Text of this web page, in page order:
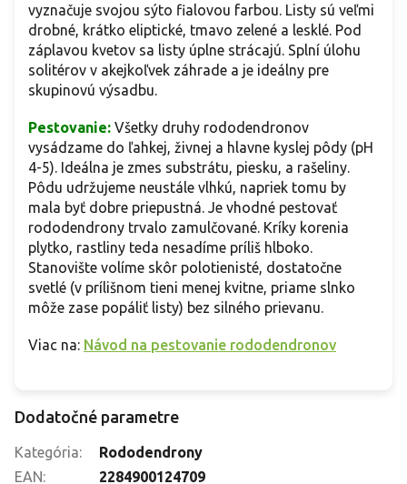
vyznačuje svojou sýto fialovou farbou. Listy sú veľmi
drobné, krátko eliptické, tmavo zelené a lesklé. Pod
záplavou kvetov sa listy úplne strácajú. Splní úlohu
solitérov v akejkoľvek záhrade a je ideálny pre
skupinovú výsadbu.
Pestovanie: Všetky druhy rododendronov
vysádzame do ľahkej, živnej a hlavne kyslej pôdy (pH
4-5). Ideálna je zmes substrátu, piesku, a rašeliny.
Pôdu udržujeme neustále vlhkú, napriek tomu by
mala byť dobre priepustná. Je vhodné pestovať
rododendrony trvalo zamulčované. Kríky korenia
plytko, rastliny teda nesadíme príliš hlboko.
Stanovište volíme skôr polotienisté, dostatočne
svetlé (v prílišnom tieni menej kvitne, priame slnko
môže zase popáliť listy) bez silného prievanu.
Viac na: Návod na pestovanie rododendronov
Dodatočné parametre
Kategória:
Rododendrony
EAN:
2284900124709